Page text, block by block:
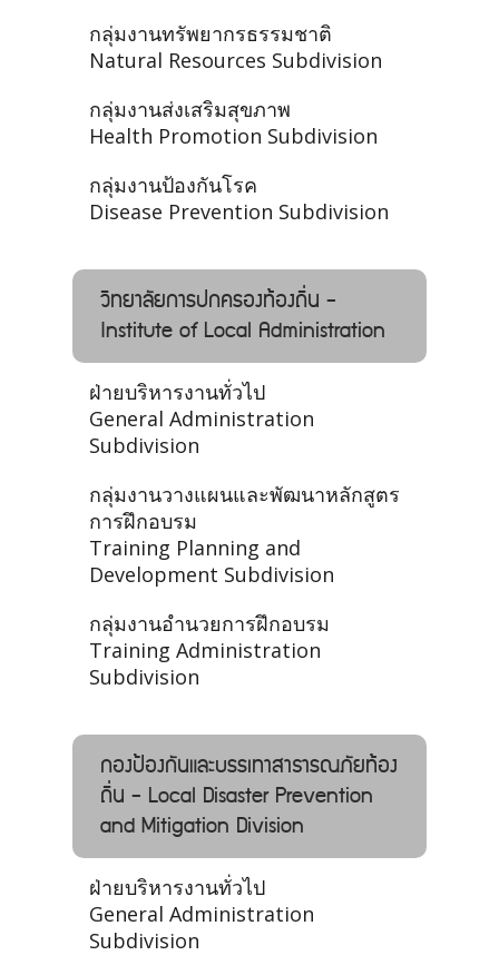
กลุ่มงานทรัพยากรธรรมชาติ
Natural Resources Subdivision
กลุ่มงานส่งเสริมสุขภาพ
Health Promotion Subdivision
กลุ่มงานป้องกันโรค
Disease Prevention Subdivision
วิทยาลัยการปกครองท้องถิ่น -
Institute of Local Administration
ฝ่ายบริหารงานทั่วไป
General Administration
Subdivision
กลุ่มงานวางแผนและพัฒนาหลักสูตร
การฝึกอบรม
Training Planning and
Development Subdivision
กลุ่มงานอำนวยการฝึกอบรม
Training Administration
Subdivision
กองป้องกันและบรรเทาสาธารณภัยท้อง
ถิ่น - Local Disaster Prevention
and Mitigation Division
ฝ่ายบริหารงานทั่วไป
General Administration
Subdivision